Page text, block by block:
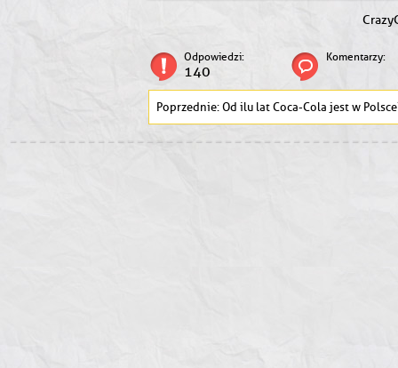
Odpowiedzi:
140
Komentarzy:
Od ilu lat Coca-Cola jest w